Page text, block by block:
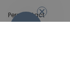
Perscontact